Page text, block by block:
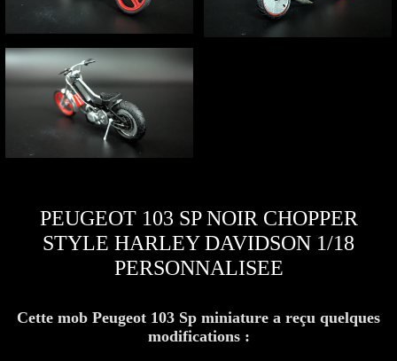
PEUGEOT 103 SP NOIR CHOPPER
STYLE HARLEY DAVIDSON 1/18
PERSONNALISEE
Cette mob Peugeot 103 Sp miniature a reçu quelques
modifications :